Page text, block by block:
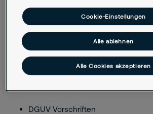
für Unternehmen,
Qualifizierungsangebote, Rehabilitation
Entschädigungsleistungen,
von Arbeitsmitteln
DGUV Vorschriften
Cookie-Einstellungen
Alle ablehnen
Alle Cookies akzeptieren